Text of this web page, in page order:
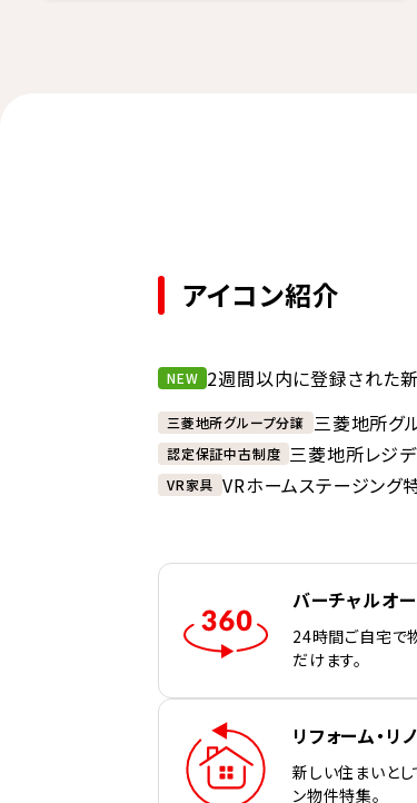
アイコン紹介
NEW 2週間以内に登録された
三菱地所グループ分譲 三菱地所グ
認定保証中古制度 三菱地所レジ
VR家具 VRホームステージング
バーチャルオ
24時間ご自宅で
だけます。
リフォーム・リ
新しい住まいとし
ン物件特集。